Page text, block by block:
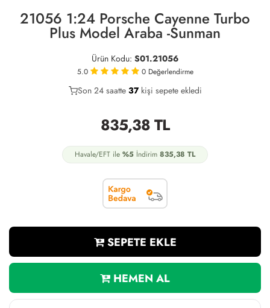
21056 1:24 Porsche Cayenne Turbo
Plus Model Araba -Sunman
Ürün Kodu: S01.21056
5.0 0 Değerlendirme
19
Son 24 saatte 37kişi sepete ekledi
13
835,38TL
Havale/EFT ile %5 İndirim 835,38 TL
SEPETE EKLE
HEMEN AL